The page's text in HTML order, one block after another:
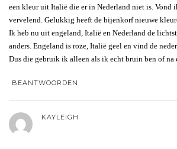
een kleur uit Italië die er in Nederland niet is. Vond
vervelend. Gelukkig heeft de bijenkorf nieuwe
Ik heb nu uit engeland, Italië en Nederland de
anders. Engeland is roze, Italië geel en vind de
Dus die gebruik ik alleen als ik echt bruin ben of na
BEANTWOORDEN
KAYLEIGH